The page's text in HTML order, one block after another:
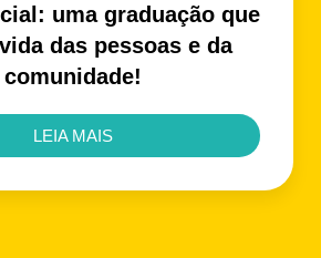
uma graduação que
das pessoas e da
comunidade!
LEIA MAIS